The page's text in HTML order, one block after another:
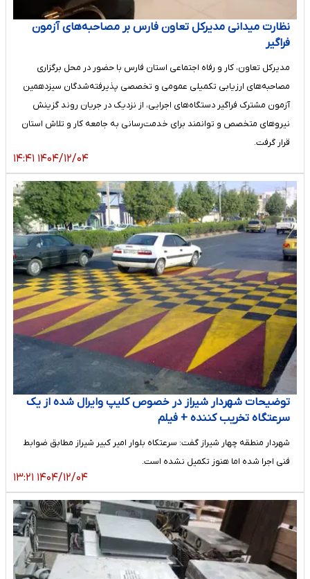
نظارت میدانی مدیرکل تعاون فارس بر مصاحبه‌های آزمون
فراگیر
مدیرکل تعاون، کار و رفاه اجتماعی استان فارس با حضور در محل برگزاری
مصاحبه‌های ارزیابی تکمیلی عمومی و تخصصی پذیرفته‌شدگان سیزدهمین
آزمون مشترک فراگیر دستگاه‌های اجرایی، از نزدیک در جریان روند گزینش
نیروهای متخصص و توانمند برای خدمت‌رسانی به جامعه کار و تلاش استان
قرار گرفت.
۱۴۰۴/۱۲/۰۴ ۱۴:۴۱
توضیحات شهردار شیراز در خصوص کلیپ وایرال شده از یک
سرعتگاه تخریب کننده + فیلم
شهردار منطقه چهار شیراز گفت: سرعتکاه بلوار امیر کبیر شیراز مطابق ضوابط
فنی اجرا شده اما هنوز تکمیل نشده است.
۱۴۰۴/۱۲/۰۴ ۱۳:۲۱